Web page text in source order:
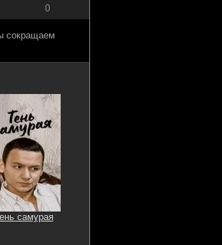
0
сокращаем
самурая